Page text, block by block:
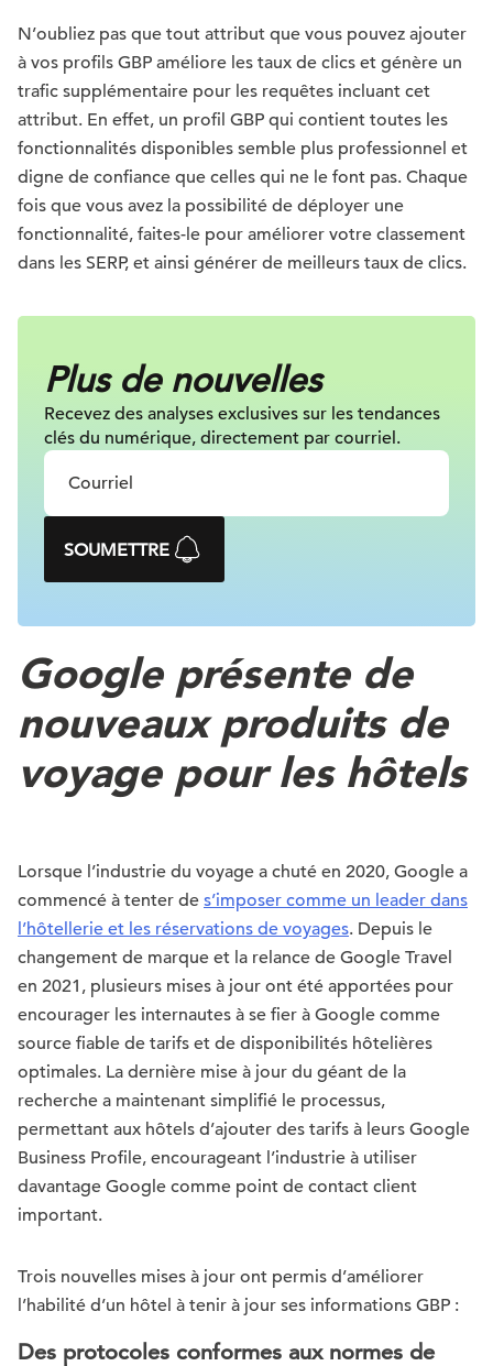
N’oubliez pas que tout attribut que vous pouvez ajouter
à vos profils GBP améliore les taux de clics et génère un
trafic supplémentaire pour les requêtes incluant cet
attribut. En effet, un profil GBP qui contient toutes les
fonctionnalités disponibles semble plus professionnel et
digne de confiance que celles qui ne le font pas. Chaque
fois que vous avez la possibilité de déployer une
fonctionnalité, faites-le pour améliorer votre classement
dans les SERP, et ainsi générer de meilleurs taux de clics.
Plus de nouvelles
Recevez des analyses exclusives sur les tendances
clés du numérique, directement par courriel.
SOUMETTRE
Google présente de
nouveaux produits de
voyage pour les hôtels
Lorsque l’industrie du voyage a chuté en 2020, Google a
commencé à tenter de s’imposer comme un leader dans
l’hôtellerie et les réservations de voyages. Depuis le
changement de marque et la relance de Google Travel
en 2021, plusieurs mises à jour ont été apportées pour
encourager les internautes à se fier à Google comme
source fiable de tarifs et de disponibilités hôtelières
optimales. La dernière mise à jour du géant de la
recherche a maintenant simplifié le processus,
permettant aux hôtels d’ajouter des tarifs à leurs Google
Business Profile, encourageant l’industrie à utiliser
davantage Google comme point de contact client
important.
Trois nouvelles mises à jour ont permis d’améliorer
l’habilité d’un hôtel à tenir à jour ses informations GBP :
Des protocoles conformes aux normes de